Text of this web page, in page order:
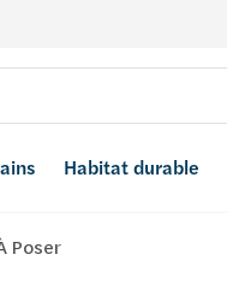
Habitat durable
Poser